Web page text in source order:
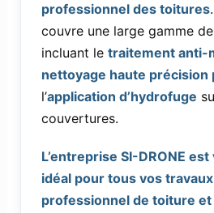
professionnel des toitures
couvre une large gamme
incluant le traitement anti-
nettoyage haute précision
l’application d’hydrofuge
couvertures.
L’entreprise SI-DRONE
idéal pour tous vos
professionnel de toiture et